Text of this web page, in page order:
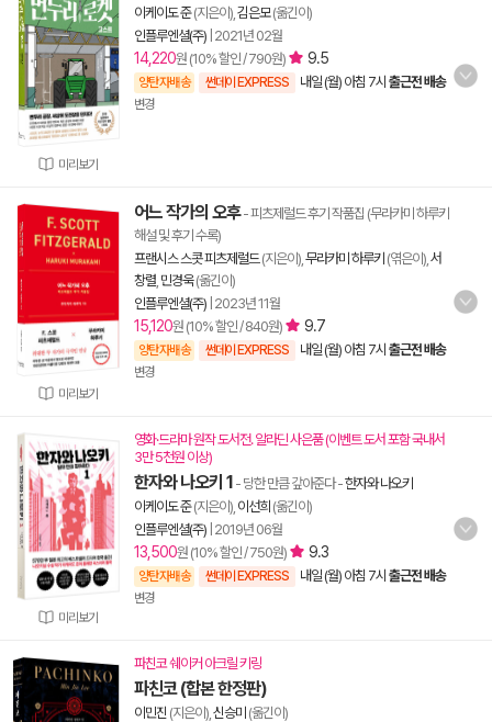
미리보기
이케이도 준(지은이), 김은모(옮긴이)
인플루엔셜(주) 2021년 02월
14,220원 (10% 할인 / 790원) 9.5
양탄자배송 썬데이 EXPRESS 내일 (월) 아침 7시 출근전 배송
변경
미리보기
어느 작가의 오후- 피츠제럴드 후기 작품집 (무라카미 하루키
해설 및 후기 수록)
프랜시스 스콧 피츠제럴드(지은이), 무라카미 하루키 (엮은이), 서
창렬 민경욱(옮긴이)
인플루엔셜(주) 2023년 11월
15,120원 (10% 할인 / 840원) 9.7
양탄자배송 썬데이 EXPRESS 내일 (월) 아침 7시 출근전 배송
변경
미리보기
영화·드라마 원작 도서전. 알라딘 사은품 (이벤트 도서 포함 국내서
3만 5천원 이상)
한자와 나오키 1 - 당한 만큼 갚아준다-한자와 나오키
이케이도 준(지은이), 이선희 (옮긴이)
인플루엔셜(주) 2019년 06월
13,500원 (10% 할인 / 750원) 9.3
양탄자배송 썬데이 EXPRESS 내일 (월) 아침 7시 출근전 배송
변경
파친코 쉐이커 아크릴 키링
파친코 (합본 한정판)
이민진 (지은이), 신승미 (옮긴이)